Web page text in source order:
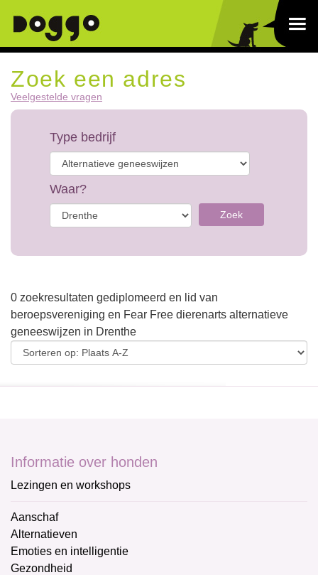
Zoek een adres
Veelgestelde vragen
Type bedrijf
Waar?
Zoek
0 zoekresultaten gediplomeerd en lid van
beroepsvereniging en Fear Free dierenarts alternatieve
geneeswijzen in Drenthe
Informatie over honden
Lezingen en workshops
Aanschaf
Alternatieven
Emoties en intelligentie
Gezondheid